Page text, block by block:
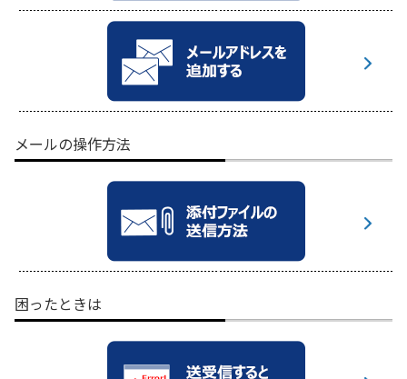
メールの操作方法
困ったときは